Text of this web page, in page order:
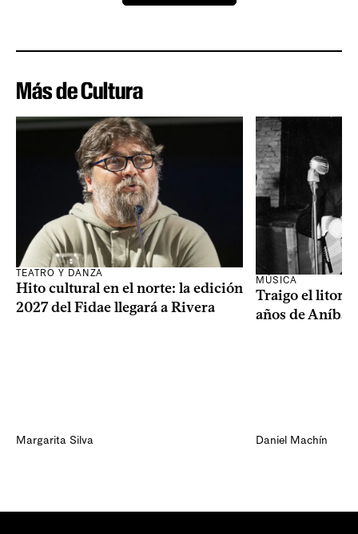
Más de Cultura
TEATRO Y DANZA
Hito cultural en el norte: la edición
2027 del Fidae llegará a Rivera
Margarita Silva
MÚSICA
Traigo el litoral
años de Aníbal
Daniel Machín